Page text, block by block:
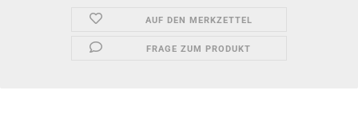
AUF DEN MERKZETTEL
FRAGE ZUM PRODUKT